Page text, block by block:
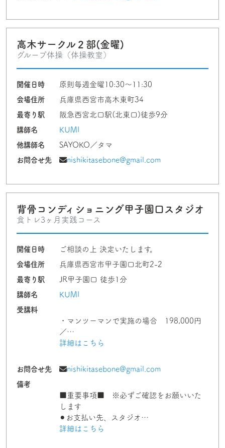
高木サークル２部(金曜)
グループ体操（体操教室）
開催日時
原則毎週金曜10:30～11:30
会場住所
兵庫県西宮市高木東町34
最寄り駅
阪急西宮北口駅(北東口)徒歩9分
講師名
KUMI
他講師名
SAYOKO／タマ
お問合せ先
nishikitasebone@gmail.com
背骨コンディショニング甲子園口スタジオ
食トレ3ヶ月実践コース
開催日時
ご相談の上 決定いたします。
会場住所
兵庫県西宮市甲子園口北町2-2
最寄り駅
JR甲子園口 徒歩1分
講師名
KUMI
受講料
・マンツーマンで実施の場合 198,000円
／…
詳細はこちら
お問合せ先
nishikitasebone@gmail.com
備考
■重要事項■ ※必ずご確認をお願いいた
します
⚫︎お支払い先、スタジオ…
詳細はこちら